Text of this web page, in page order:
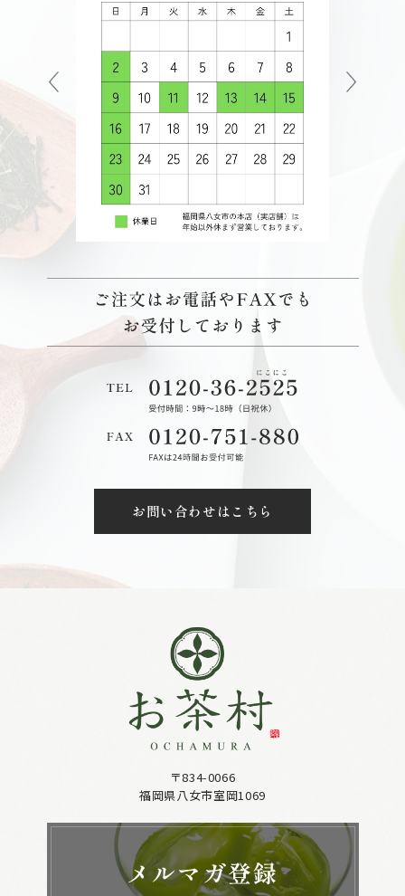
お問い合わせはこちら
〒834-0066
福岡県八女市室岡1069